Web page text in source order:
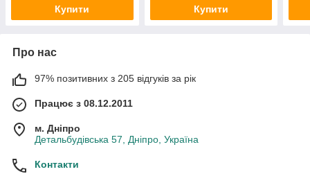
Купити Купити
Про нас
97% позитивних з 205 відгуків за рік
Працює з 08.12.2011
м. Дніпро
Детальбудівська 57, Дніпро, Україна
Контакти